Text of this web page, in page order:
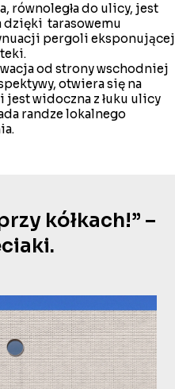
równoległa do ulicy, jest
dzięki tarasowemu
pergoli eksponującej
od strony wschodniej
otwiera się na
jest widoczna z łuku ulicy
randze lokalnego
kółkach!” –